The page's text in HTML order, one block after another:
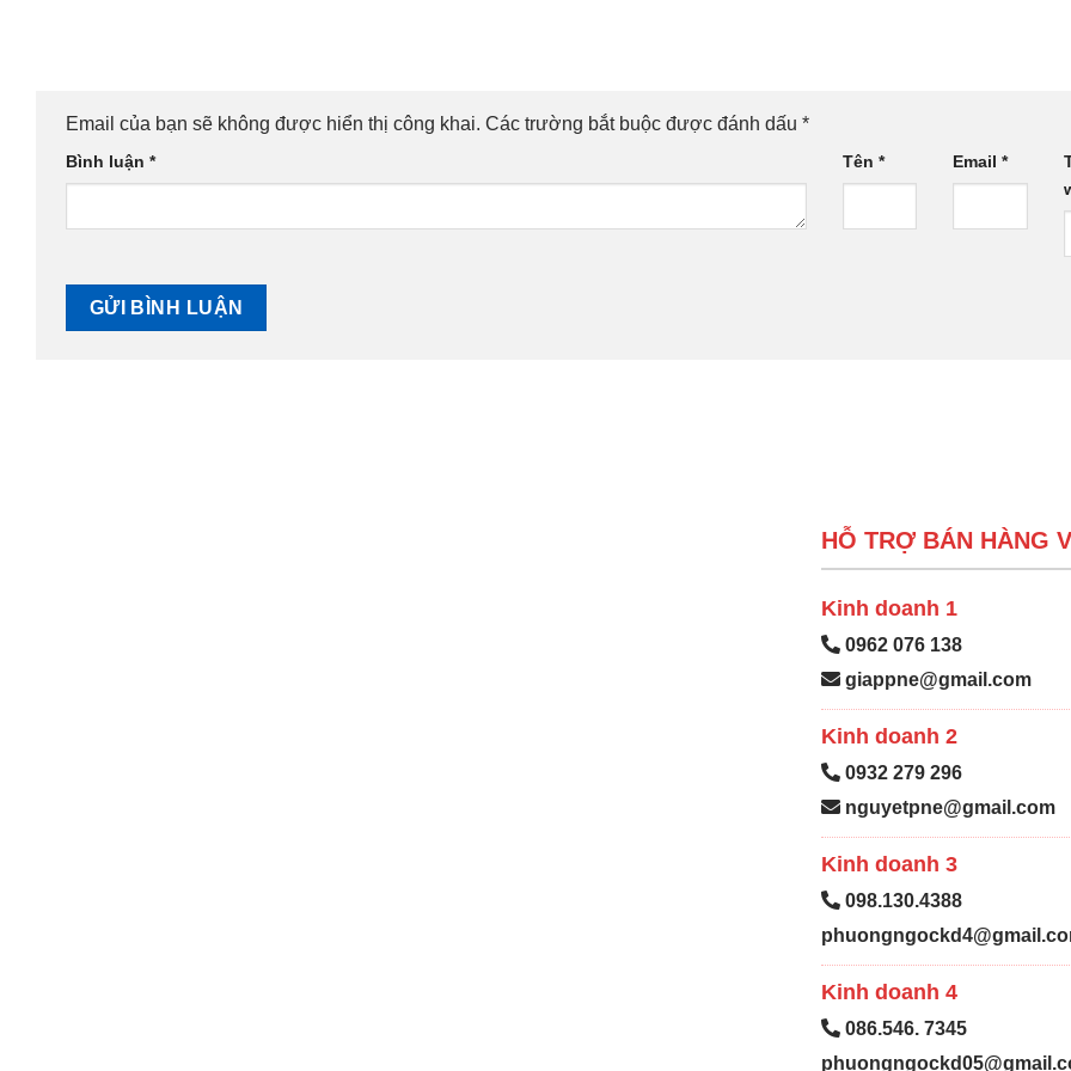
Email của bạn sẽ không được hiển thị công khai. Các trường bắt buộc được đánh dấu *
Bình luận * Tên * Email*
HỖ TRỢ BÁN HÀNG
Kinh doanh 1
0962 076 138
giappne@gmail.com
Kinh doanh 2
0932 279 296
nguyetpne@gmail.com
Kinh doanh 3
098.130.4388
Kinh doanh 4
086.546. 7345